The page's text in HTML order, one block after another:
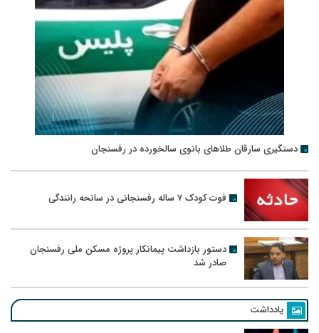
دستگیری سارقان طلاهای بانوی سالخورده در رفسنجان
فوت کودک ۷ ساله رفسنجانی در سانحه رانندگی
دستور بازداشت پیمانکار پروژه مسکن ملی رفسنجان
صادر شد
یادداشت